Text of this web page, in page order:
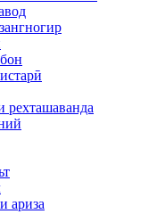
рехташаванда
ариза